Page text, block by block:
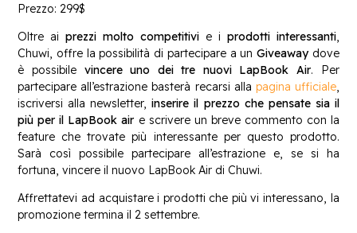
Prezzo: 299$
Oltre aiprezzi molto competitivi e i prodotti interessanti,
Chuwi, offre la possibilità di partecipare a un Giveawaydove
è possibile vincere uno dei tre nuovi LapBook Air. Per
partecipare all’estrazione basterà recarsi alla pagina ufficiale,
iscriversi alla newsletter,inserire il prezzo che pensate sia il
più per il LapBook air e scrivere un breve commento con la
feature che trovate più interessante per questo prodotto.
Sarà così possibile partecipare all’estrazione e, se si ha
fortuna, vincere il nuovo LapBook Air di Chuwi.
Affrettatevi ad acquistare i prodotti che più vi interessano, la
promozione termina il 2 settembre.